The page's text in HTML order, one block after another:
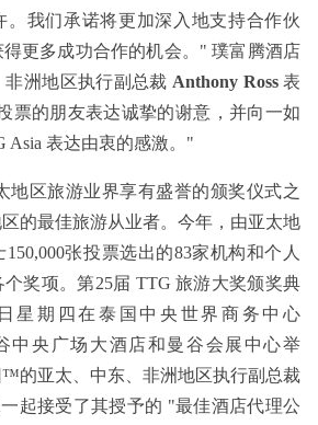
。我们承诺将更加深入地支持合作伙
更多成功合作的机会。" 璞富腾酒店
洲地区执行副总裁 Anthony Ross表
票的朋友表达诚挚的谢意，并向一如
Asia 表达由衷的感激。"
地区旅游业界享有盛誉的颁奖仪式之
的最佳旅游从业者。今年，由亚太地
张投票选出的83家机构和个人
奖项。第25届 TTG 旅游大奖颁奖典
星期四在泰国中央世界商务中心
中央广场大酒店和曼谷会展中心举
的亚太、中东、非洲地区执行副总裁
一起接受了其授予的 "最佳酒店代理公